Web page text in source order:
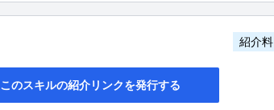
紹介料
このスキルの紹介リンクを発行する